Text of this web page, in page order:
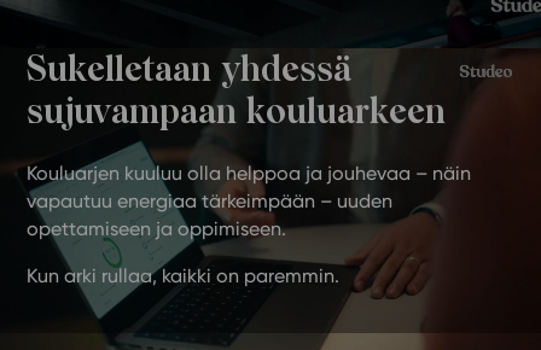
Opettaja
Opiskelija
Huoltaja
Kokeilutarjous
Ainstain
Alakoulu
Yläkoulu
Sukelletaan yhdessä
sujuvampaan kouluarkeen
Kouluarjen kuuluu olla helppoa ja jouhevaa – näin
vapautuu energiaa tärkeimpään – uuden
opettamiseen ja oppimiseen.
Kun arki rullaa, kaikki on paremmin.